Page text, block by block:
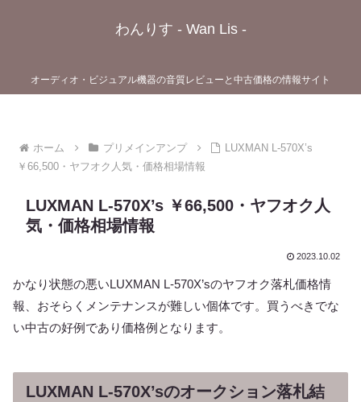
わんりす - Wan Lis -
オーディオ・ビジュアル機器の音質レビューと中古価格の情報サイト
ホーム プリメインアンプ
LUXMAN L-570X’s
￥66,500・ヤフオク人気・価格相場情報
LUXMAN L-570X’s ￥66,500・ヤフオク人
気・価格相場情報
2023.10.02
かなり状態の悪いLUXMAN L-570X’sのヤフオク落札価格情
報、おそらくメンテナンスが難しい個体です。買うべきでな
い中古の好例であり価格例となります。
LUXMAN L-570X’sのオークション落札結